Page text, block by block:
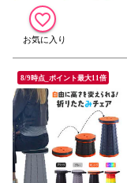
8/9時点_ポイント最大11倍